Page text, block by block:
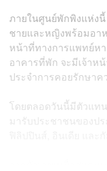
ภายในศูนย์พักพิงแห่ง
ชายและหญิงพร้อมอาห
หน้าที่ทางการแพทย์ห
อาคารที่พัก จะมีเจ้าห
ประจำการคอยรักษาค
โดยตลอดวันนี้มีตัวแทน
มารับประชาชนของปร